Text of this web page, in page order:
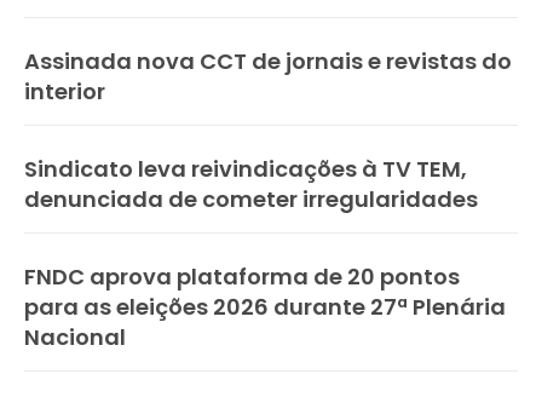
Assinada nova CCT de jornais e revistas do
interior
Sindicato leva reivindicações à TV TEM,
denunciada de cometer irregularidades
FNDC aprova plataforma de 20 pontos
para as eleições 2026 durante 27ª Plenária
Nacional